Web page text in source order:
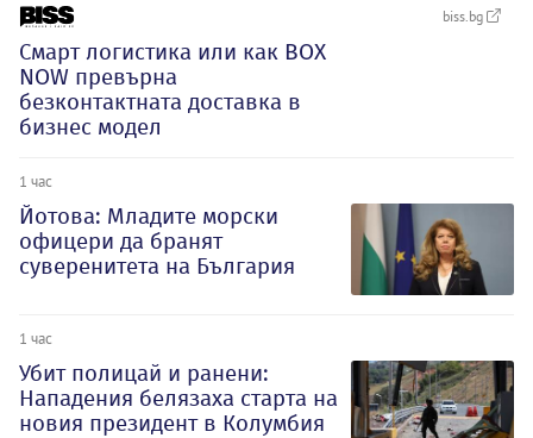
biss.bg
Смарт логистика или как BOX
NOW превърна
безконтактната доставка в
бизнес модел
1 час
Йотова: Младите морски
офицери да бранят
суверенитета на България
1 час
Убит полицай и ранени:
Нападения белязаха старта на
новия президент в Колумбия